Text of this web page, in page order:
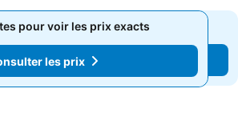
pour voir les prix exacts
Consulter les prix
pour voir les prix exacts
les prix